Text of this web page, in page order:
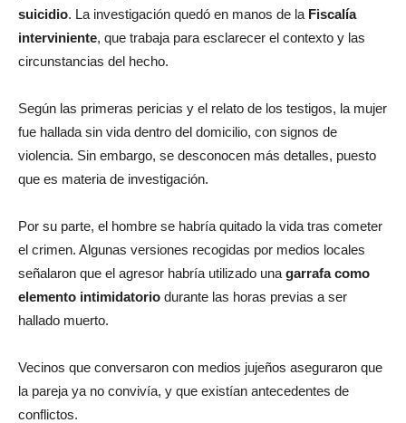
suicidio. La investigación quedó en manos de la Fiscalía
interviniente, que trabaja para esclarecer el contexto y las
circunstancias del hecho.
Según las primeras pericias y el relato de los testigos, la mujer
fue hallada sin vida dentro del domicilio, con signos de
violencia. Sin embargo, se desconocen más detalles, puesto
que es materia de investigación.
Por su parte, el hombre se habría quitado la vida tras cometer
el crimen. Algunas versiones recogidas por medios locales
señalaron que el agresor habría utilizado una garrafa como
elemento intimidatorio durante las horas previas a ser
hallado muerto.
Vecinos que conversaron con medios jujeños aseguraron que
la pareja ya no convivía, y que existían antecedentes de
conflictos.